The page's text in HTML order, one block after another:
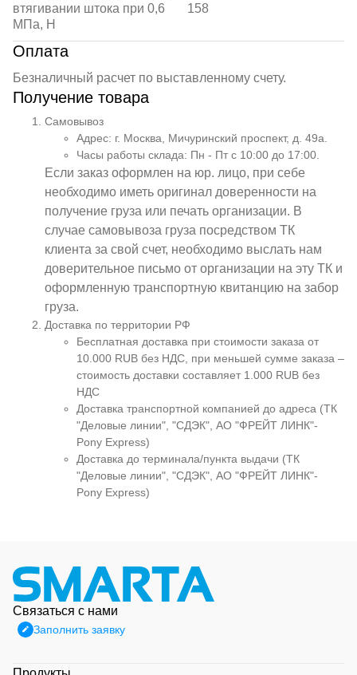
втягивании штока при 0,6
МПа, Н
158
Оплата
Безналичный расчет по выставленному счету.
Получение товара
Самовывоз
Адрес: г. Москва, Мичуринский проспект, д. 49а.
Часы работы склада: Пн - Пт с 10:00 до 17:00.
Если заказ оформлен на юр. лицо, при себе
необходимо иметь оригинал доверенности на
получение груза или печать организации. В
случае самовывоза груза посредством ТК
клиента за свой счет, необходимо выслать нам
доверительное письмо от организации на эту ТК и
оформленную транспортную квитанцию на забор
груза.
Доставка по территории РФ
Бесплатная доставка при стоимости заказа от
10.000 RUB без НДС, при меньшей сумме заказа –
стоимость доставки составляет 1.000 RUB без
НДС
Доставка транспортной компанией до адреса (ТК
"Деловые линии", "СДЭК", АО "ФРЕЙТ ЛИНК"-
Pony Express)
Доставка до терминала/пункта выдачи (ТК
"Деловые линии", "СДЭК", АО "ФРЕЙТ ЛИНК"-
Pony Express)
Связаться с нами
Заполнить заявку